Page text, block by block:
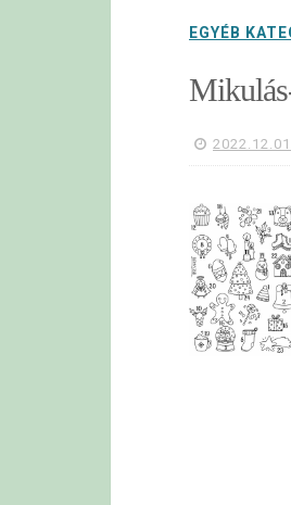
EGYÉB
2022.12.01.